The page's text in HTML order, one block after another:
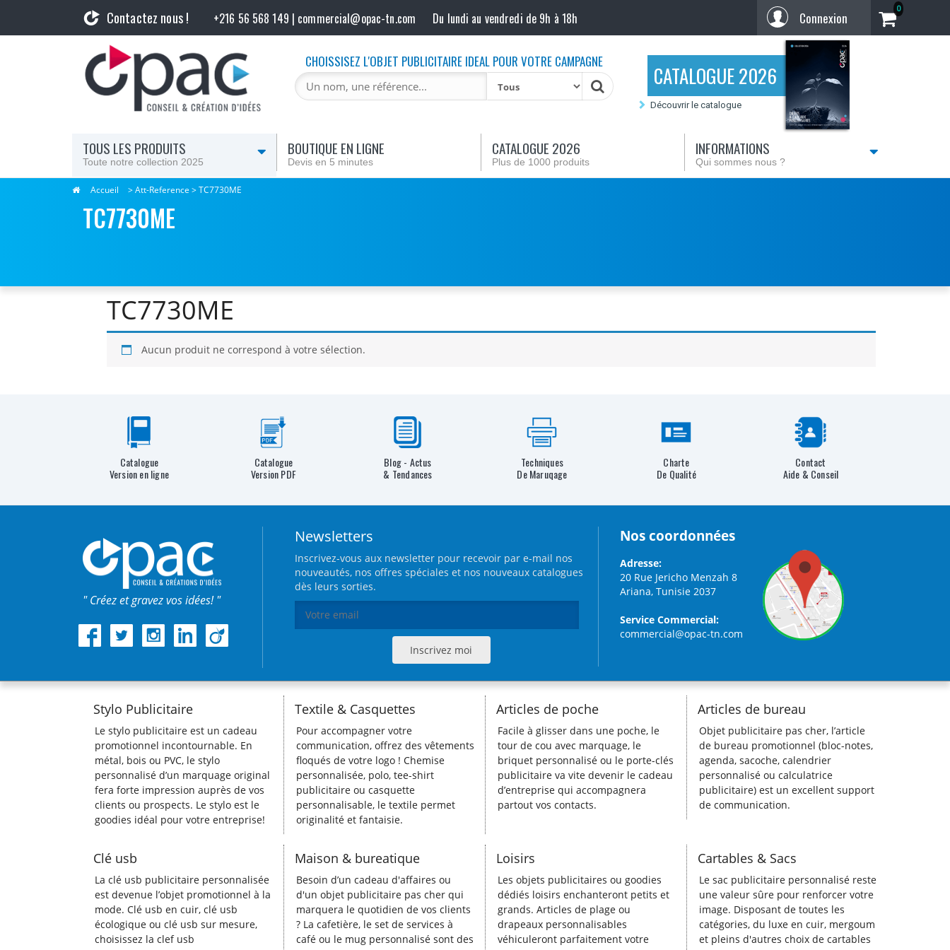
Connexion
0
Contactez nous ! +216 56 568 149 | commercial@opac-tn.com Du lundi au vendredi de 9h à 18h
CHOISSISEZ L'OBJET PUBLICITAIRE IDEAL POUR VOTRE CAMPAGNE
CATALOGUE 2026
Découvrir le catalogue
TOUS LES PRODUITS
Toute notre collection 2025
BOUTIQUE EN LIGNE
Devis en 5 minutes
CATALOGUE 2026
Plus de 1000 produits
INFORMATIONS
Qui sommes nous ?
Accueil > Att-Reference > TC7730ME
TC7730ME
TC7730ME
Aucun produit ne correspond à votre sélection.
Catalogue
Version en ligne
Catalogue
Version PDF
Blog - Actus
& Tendances
Techniques
De Maruqage
Charte
De Qualité
Contact
Aide & Conseil
" Créez et gravez vos idées! "
Newsletters
Inscrivez-vous aux newsletter pour recevoir par e-mail nos
nouveautés, nos offres spéciales et nos nouveaux catalogues
dès leurs sorties.
Nos coordonnées
Adresse:
20 Rue Jericho Menzah 8
Ariana, Tunisie 2037
Service Commercial:
commercial@opac-tn.com
Stylo Publicitaire
Le stylo publicitaire est un cadeau
promotionnel incontournable. En
métal, bois ou PVC, le stylo
personnalisé d’un marquage original
fera forte impression auprès de vos
clients ou prospects. Le stylo est le
goodies idéal pour votre entreprise!
Textile & Casquettes
Pour accompagner votre
communication, offrez des vêtements
floqués de votre logo ! Chemise
personnalisée, polo, tee-shirt
publicitaire ou casquette
personnalisable, le textile permet
originalité et fantaisie.
Articles de poche
Facile à glisser dans une poche, le
tour de cou avec marquage, le
briquet personnalisé ou le porte-clés
publicitaire va vite devenir le cadeau
d’entreprise qui accompagnera
partout vos contacts.
Articles de bureau
Objet publicitaire pas cher, l’article
de bureau promotionnel (bloc-notes,
agenda, sacoche, calendrier
personnalisé ou calculatrice
publicitaire) est un excellent support
de communication.
Clé usb
La clé usb publicitaire personnalisée
est devenue l’objet promotionnel à la
mode. Clé usb en cuir, clé usb
écologique ou clé usb sur mesure,
choisissez la clef usb
Maison & bureatique
Besoin d’un cadeau d'affaires ou
d'un objet publicitaire pas cher qui
marquera le quotidien de vos clients
? La cafetière, le set de services à
café ou le mug personnalisé sont des
Loisirs
Les objets publicitaires ou goodies
dédiés loisirs enchanteront petits et
grands. Articles de plage ou
drapeaux personnalisables
véhiculeront parfaitement votre
Cartables & Sacs
Le sac publicitaire personnalisé reste
une valeur sûre pour renforcer votre
image. Disposant de toutes les
catégories, du luxe en cuir, mergoum
et pleins d'autres choix de cartables